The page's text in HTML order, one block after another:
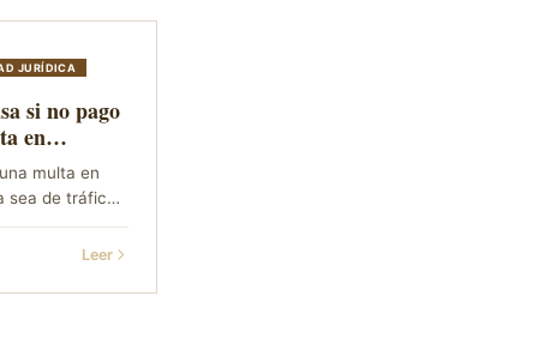
JURÍDICA
si no pago
en
multa en
sea de tráfico
o municipal
de Murcia),
con
Leer